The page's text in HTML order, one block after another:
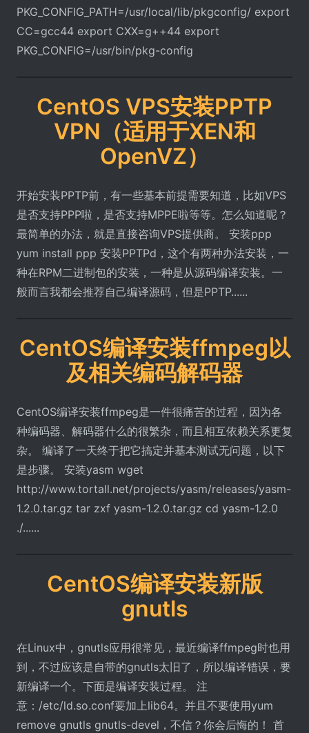
PKG_CONFIG_PATH=/usr/local/lib/pkgconfig/ export
CC=gcc44 export CXX=g++44 export
PKG_CONFIG=/usr/bin/pkg-config
CentOS VPS安装PPTP
VPN（适用于XEN和
OpenVZ）
开始安装PPTP前，有一些基本前提需要知道，比如VPS
是否支持PPP啦，是否支持MPPE啦等等。怎么知道呢？
最简单的办法，就是直接咨询VPS提供商。 安装ppp
yum install ppp 安装PPTPd，这个有两种办法安装，一
种在RPM二进制包的安装，一种是从源码编译安装。一
般而言我都会推荐自己编译源码，但是PPTP......
CentOS编译安装ffmpeg以
及相关编码解码器
CentOS编译安装ffmpeg是一件很痛苦的过程，因为各
种编码器、解码器什么的很繁杂，而且相互依赖关系更复
杂。 编译了一天终于把它搞定并基本测试无问题，以下
是步骤。 安装yasm wget
http://www.tortall.net/projects/yasm/releases/yasm-
1.2.0.tar.gz tar zxf yasm-1.2.0.tar.gz cd yasm-1.2.0
./......
CentOS编译安装新版
gnutls
在Linux中，gnutls应用很常见，最近编译ffmpeg时也用
到，不过应该是自带的gnutls太旧了，所以编译错误，要
新编译一个。下面是编译安装过程。 注
意：/etc/ld.so.conf要加上lib64。并且不要使用yum
remove gnutls gnutls-devel，不信？你会后悔的！ 首